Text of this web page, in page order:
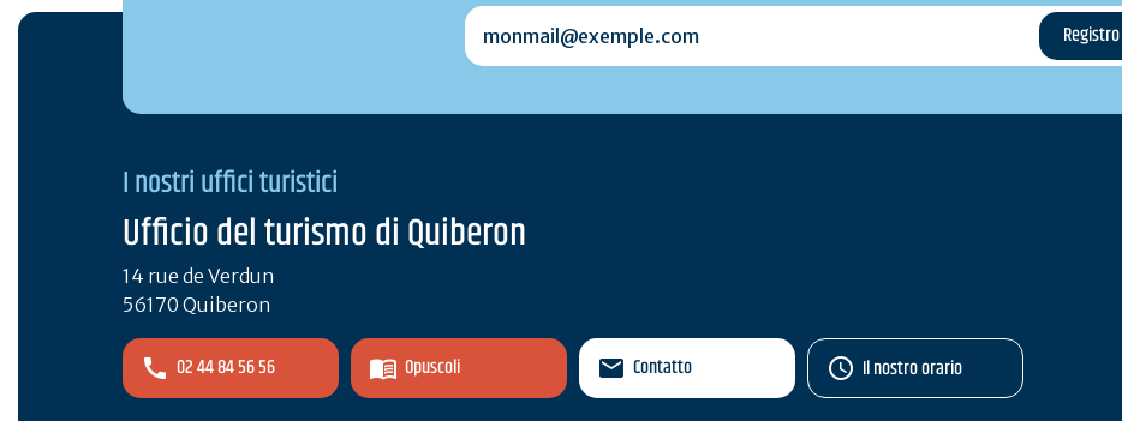
monmail@exemple.com
I nostri uffici turistici
Ufficio del turismo di Quiberon
14 rue de Verdun
56170 Quiberon
02 44 84 56 56 Opuscoli Contatto Il nostro orario